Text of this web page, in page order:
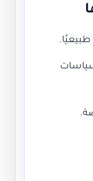
سياسات